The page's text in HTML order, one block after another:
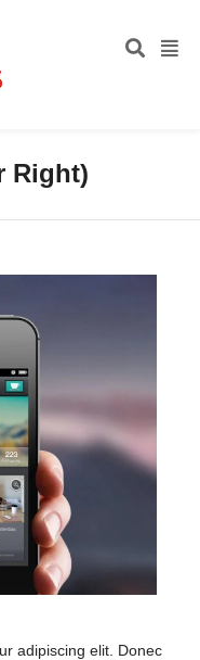
Right)
adipiscing elit. Donec